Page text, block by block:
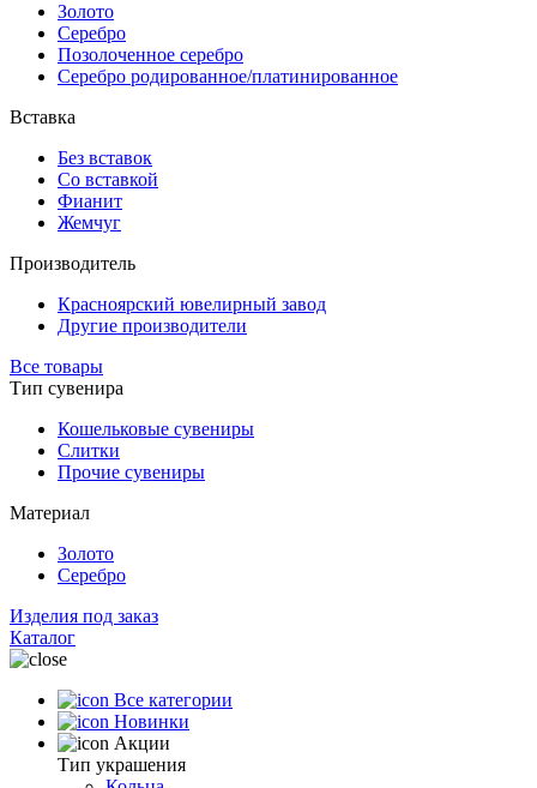
Золото
Серебро
Позолоченное серебро
Серебро родированное/платинированное
Вставка
Без вставок
Со вставкой
Фианит
Жемчуг
Производитель
Красноярский ювелирный завод
Другие производители
Все товары
Тип сувенира
Кошельковые сувениры
Слитки
Прочие сувениры
Материал
Золото
Серебро
Изделия под заказ
Каталог
Все категории
Новинки
Акции
Тип украшения